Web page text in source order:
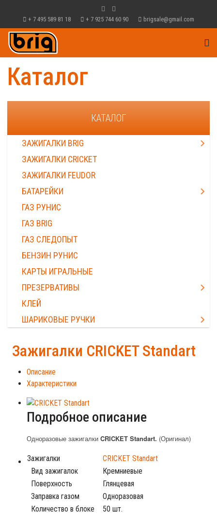
+ 7 495 589 81 18 + 7 925 744 60 90 brigsale@gmail.com
Каталог
КАТАЛОГ
ЗАЖИГАЛКИ BRIG
ЗАЖИГАЛКИ CRICKET
ЗАЖИГАЛКИ FEUDOR
БАТАРЕЙКИ
ГАЗ РУНИС
ГАЗ BRIG
ГАЗ СЛЕДОПЫТ
БЕНЗИН РУНИС
КАРТЫ ИГРАЛЬНЫЕ
ПРЕЗЕРВАТИВЫ
КЛЕЙ
ШАРИКОВЫЕ РУЧКИ
Зажигалки CRICKET Standart
Описание
Характеристики
Подробное описание
Одноразовые зажигалки CRICKET Standart. (Оригинал)
Зажигалки
CRICKET Standart
Вид зажигалок
Кремниевые
Поверхность
Глянцевая
Заправка газом
Одноразовая
Количество в блоке
50 шт.